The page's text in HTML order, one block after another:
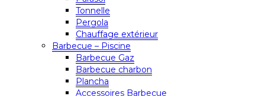
Tonnelle
Pergola
Chauffage extérieur
Barbecue – Piscine
Barbecue Gaz
Barbecue charbon
Plancha
Accessoires Barbecue